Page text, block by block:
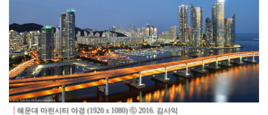
해운대 마린시티 야경 (1920 x 1080) ⓒ 2016. 김사익